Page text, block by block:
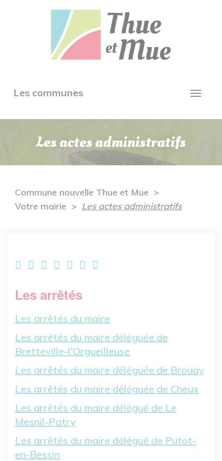
Toggle
Les communes
Les actes administratifs
Commune nouvelle Thue et Mue
Votre mairie
Les actes administratifs
Les arrêtés
Les arrêtés du maire
Les arrêtés du maire déléguée de
Bretteville-l'Orgueilleuse
Les arrêtés du maire déléguée de Brouay
Les arrêtés du maire déléguée de Cheux
Les arrêtés du maire délégué de Le
Mesnil-Patry
Les arrêtés du maire délégué de Putot-
en-Bessin
Panneau de gestion des cookies